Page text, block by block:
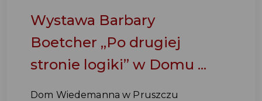
Wystawa Barbary
Boetcher „Po drugiej
stronie logiki” w Domu ...
Dom Wiedemanna w Pruszczu